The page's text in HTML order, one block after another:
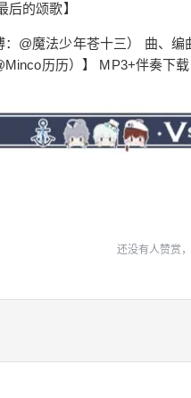
后的颂歌】
：@魔法少年苍十三） 曲、
历历）】 MP3+伴奏下
还没有人赞赏